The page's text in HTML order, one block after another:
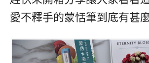
愛不釋手的蒙恬筆到底有甚